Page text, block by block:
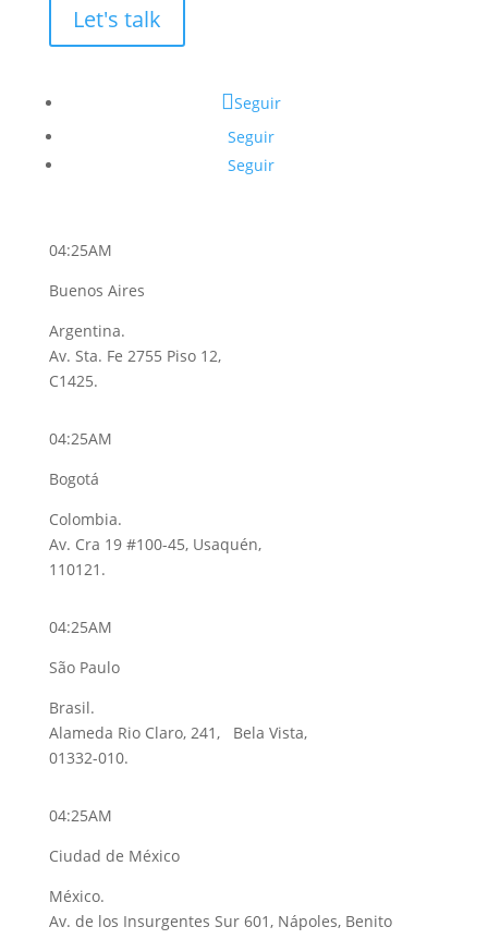
Let's talk
Seguir
Seguir
Seguir
04:25AM
Buenos Aires
Argentina.
Av. Sta. Fe 2755 Piso 12,
C1425.
04:25AM
Bogotá
Colombia.
Av. Cra 19 #100-45, Usaquén,
110121.
04:25AM
São Paulo
Brasil.
Alameda Rio Claro, 241, Bela Vista,
01332-010.
04:25AM
Ciudad de México
México.
Av. de los Insurgentes Sur 601, Nápoles, Benito